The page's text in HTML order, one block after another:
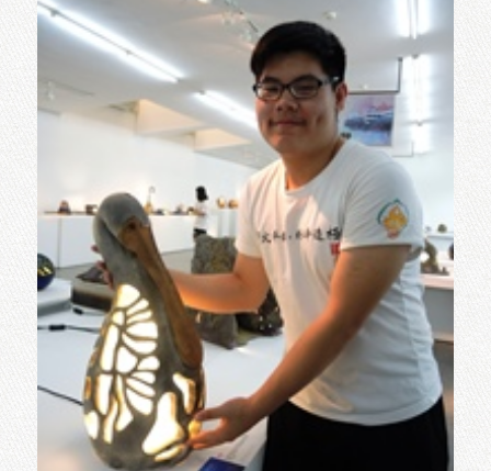
傳統與創新─臺灣陶瓷雕塑學會聯展